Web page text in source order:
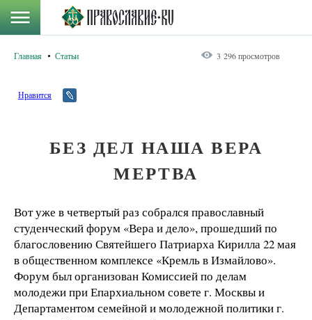
Главная Статьи 3 296 просмотров
Нравится
БЕЗ ДЕЛ НАША ВЕРА
МЕРТВА
Вот уже в четвертый раз собрался православный
студенческий форум «Вера и дело», прошедший по
благословению Святейшего Патриарха Кирилла 22 мая
в общественном комплексе «Кремль в Измайлово».
Форум был организован Комиссией по делам
молодежи при Епархиальном совете г. Москвы и
Департаментом семейной и молодежной политики г.